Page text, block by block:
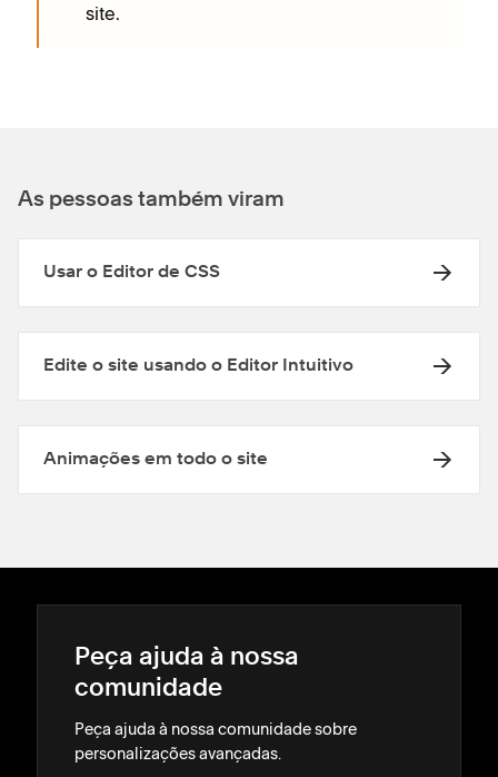
site.
As pessoas também viram
Usar o Editor de CSS
Edite o site usando o Editor Intuitivo
Animações em todo o site
Peça ajuda à nossa
comunidade
Peça ajuda à nossa comunidade sobre
personalizações avançadas.